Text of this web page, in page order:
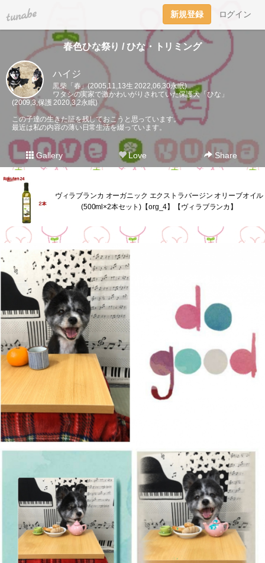
tuna.be 新規登録 ログイン
春色ひな祭り / ひな・トリミング
ハイジ
黒柴「春」(2005,11,13生 2022,06,30永眠)
ワタシの実家で激かわいがりされていた保護犬「ひな」
(2009,3,保護 2020,3,2永眠)
この子達の生きた証を残しておこうと思っています。
最近は私の内容の薄い日常生活を綴っています。
Gallery Love Share
ヴィラブランカ オーガニック エクストラバージン オリーブオイル
(500ml×2本セット)【org_4】【ヴィラブランカ】